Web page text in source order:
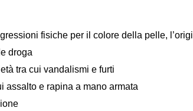
fisiche per il colore della pelle,
droga
tra cui vandalismi e furti
assalto e rapina a mano armata